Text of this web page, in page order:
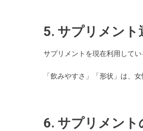
5. サプリメント
サプリメントを現在利用して
「飲みやすさ」「形状」は、
6. サプリメント